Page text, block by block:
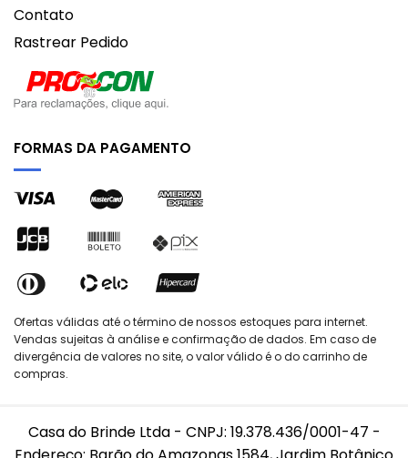
Contato
Rastrear Pedido
FORMAS DA PAGAMENTO
Ofertas válidas até o término de nossos estoques para internet.
Vendas sujeitas à análise e confirmação de dados. Em caso de
divergência de valores no site, o valor válido é o do carrinho de
compras.
Casa do Brinde Ltda - CNPJ: 19.378.436/0001-47 -